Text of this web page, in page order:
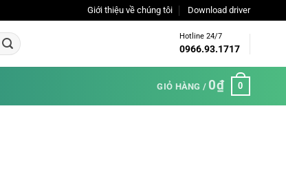
Giới thiệu về chúng tôi Download driver
Hotline 24/7
0966.93.1717
GIỎ HÀNG / 0₫ 0